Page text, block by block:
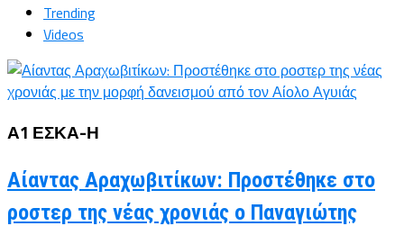
Trending
Videos
Α1 ΕΣΚΑ-Η
Αίαντας Αραχωβιτίκων: Προστέθηκε στο
ροστερ της νέας χρονιάς ο Παναγιώτης